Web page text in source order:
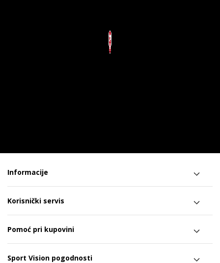
Informacije
Korisnički servis
Pomoć pri kupovini
Sport Vision pogodnosti